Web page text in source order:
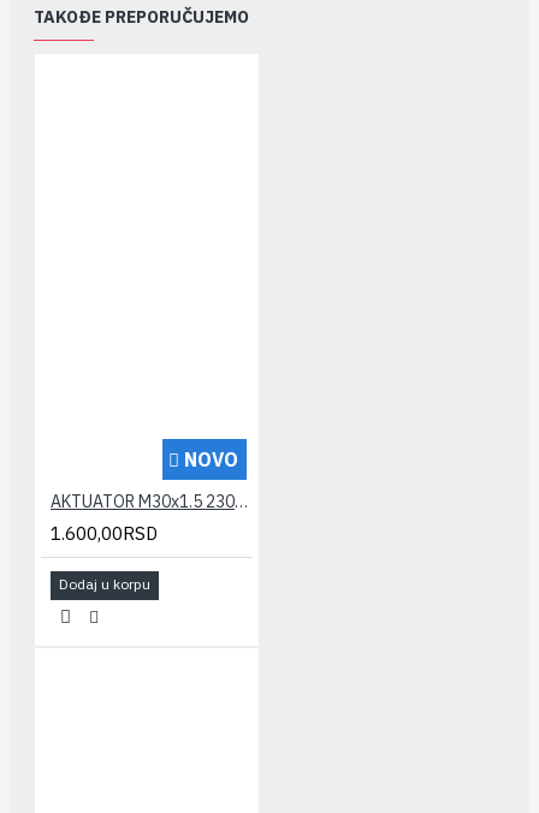
TAKOĐE PREPORUČUJEMO
NOVO
AKTUATOR M30x1.5 230V COTHERMO
1.600,00RSD
Dodaj u korpu